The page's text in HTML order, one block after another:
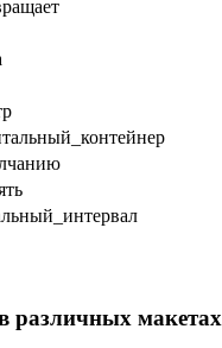
различных макетах